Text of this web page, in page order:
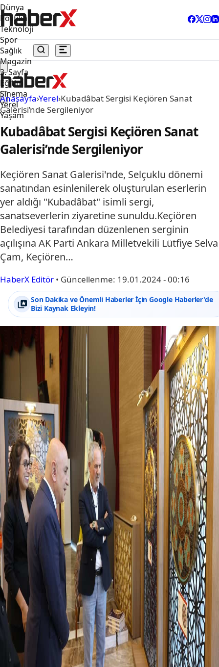
Dünya
Politika
Teknoloji
Spor
Sağlık
Magazin
3. Sayfa
Eğitim
Sinema
Yerel
Yaşam
Anasayfa›Yerel›Kubadâbat Sergisi Keçiören Sanat
Galerisi’nde Sergileniyor
Kubadâbat Sergisi Keçiören Sanat
Galerisi’nde Sergileniyor
Keçiören Sanat Galerisi'nde, Selçuklu dönemi
sanatından esinlenilerek oluşturulan eserlerin
yer aldığı "Kubadâbat" isimli sergi,
sanatseverlerin ziyaretine sunuldu.Keçiören
Belediyesi tarafından düzenlenen serginin
açılışına AK Parti Ankara Milletvekili Lütfiye Selva
Çam, Keçiören…
HaberX Editör • Güncellenme: 19.01.2024 - 00:16
Son Dakika ve Önemli Haberler İçin Google Haberler'de
Bizi Kaynak Ekleyin!